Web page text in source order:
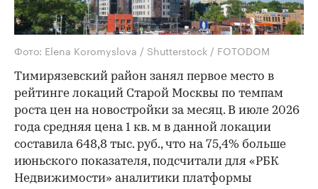
Фото: Elena Koromyslova / Shutterstock / FOTODOM
Тимирязевский район занял первое место в
рейтинге локаций Старой Москвы по темпам
роста цен на новостройки за месяц. В июле 2026
года средняя цена 1 кв. м в данной локации
составила 648,8 тыс. руб., что на 75,4% больше
июньского показателя, подсчитали для «РБК
Недвижимости» аналитики платформы